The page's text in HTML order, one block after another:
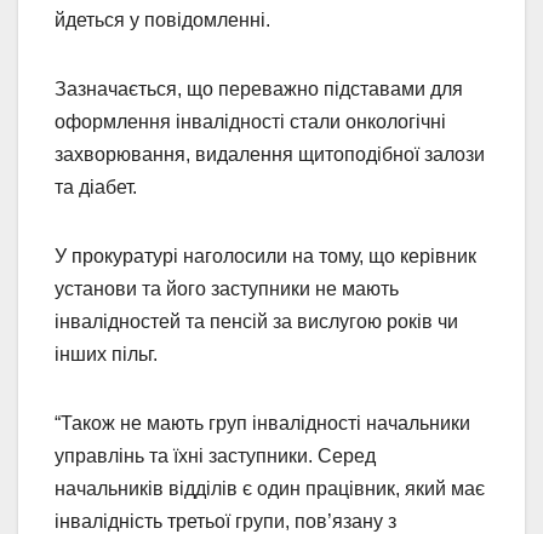
йдеться у повідомленні.
Зазначається, що переважно підставами для
оформлення інвалідності стали онкологічні
захворювання, видалення щитоподібної залози
та діабет.
У прокуратурі наголосили на тому, що керівник
установи та його заступники не мають
інвалідностей та пенсій за вислугою років чи
інших пільг.
“Також не мають груп інвалідності начальники
управлінь та їхні заступники. Серед
начальників відділів є один працівник, який має
інвалідність третьої групи, пов’язану з